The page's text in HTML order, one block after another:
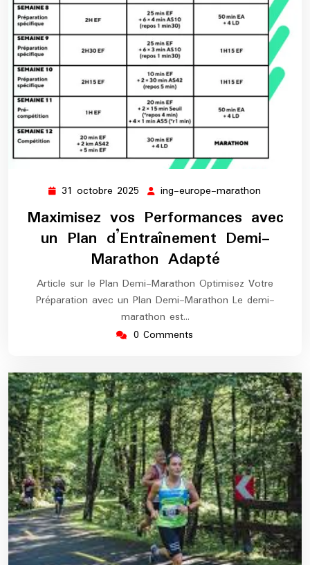
31 octobre 2025 31
octobre
2025
ing-europe-marathon
marathon
Maximisez vos Performances avec
un Plan d’Entraînement Demi-
Marathon Adapté
Article sur le Plan Demi-Marathon Optimisez Votre
Préparation avec un Plan Demi-Marathon Le demi-
marathon est…
0 Comments